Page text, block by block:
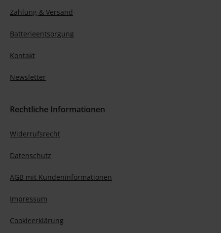
Zahlung & Versand
Batterieentsorgung
Kontakt
Newsletter
Rechtliche Informationen
Widerrufsrecht
Datenschutz
AGB mit Kundeninformationen
Impressum
Cookieerklärung